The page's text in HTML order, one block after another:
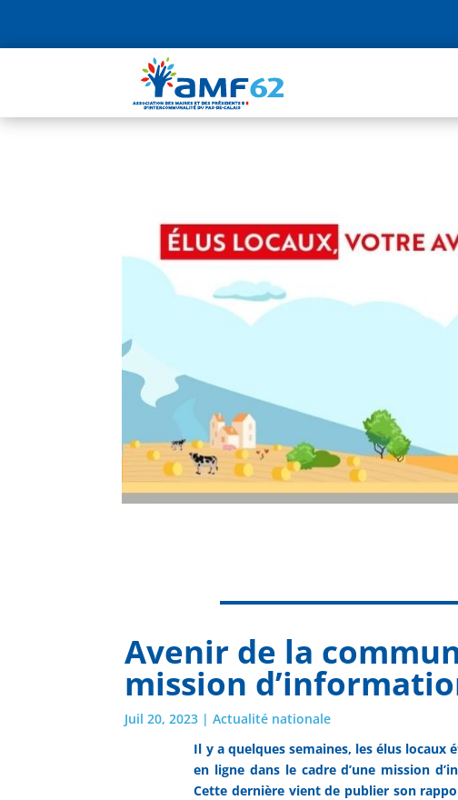
Avenir de la
mission
Juil 20, 2023 |Actualité nationale
Il y a quelques semaines, les élus
en ligne dans le cadre d’une mission
Cette dernière vient de publier son